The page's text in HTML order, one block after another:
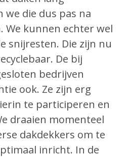
we die dus pas na
We kunnen echter wel
snijresten. Die zijn nu
De bij
bedrijven
ook. Ze zijn erg
te participeren en
draaien momenteel
dakdekkers om te
inricht. In de